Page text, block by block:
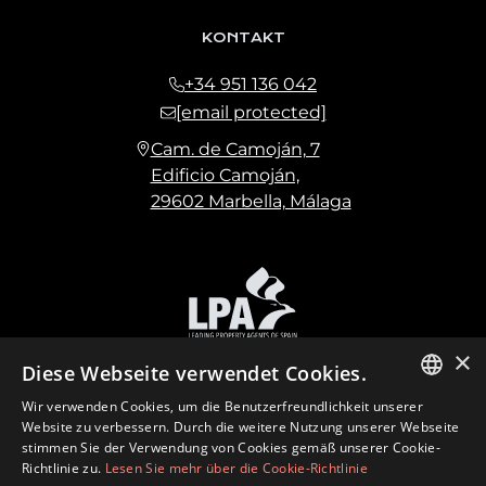
KONTAKT
+34 951 136 042
[email protected]
Cam. de Camoján, 7
Edificio Camoján,
29602 Marbella, Málaga
ENGLISH
SPANISH
×
Diese Webseite verwendet Cookies.
Wir verwenden Cookies, um die Benutzerfreundlichkeit unserer
Website zu verbessern. Durch die weitere Nutzung unserer Webseite
stimmen Sie der Verwendung von Cookies gemäß unserer Cookie-
Richtlinie zu. Lesen Sie mehr über die Cookie-Richtlinie